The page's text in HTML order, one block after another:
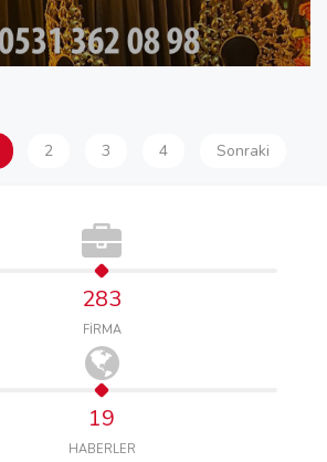
2 3 4 Sonraki
283
FİRMA
19
HABERLER